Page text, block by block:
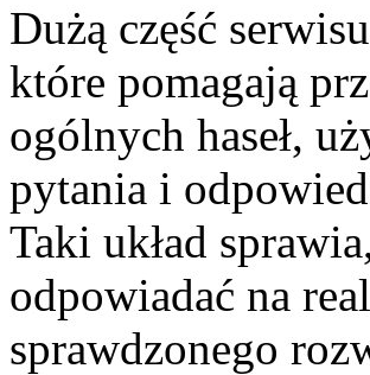
Dużą część
które pomagają
ogólnych haseł,
pytania i
Taki układ
odpowiadać na
sprawdzonego